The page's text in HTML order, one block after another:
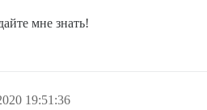
мне знать!
19:51:36